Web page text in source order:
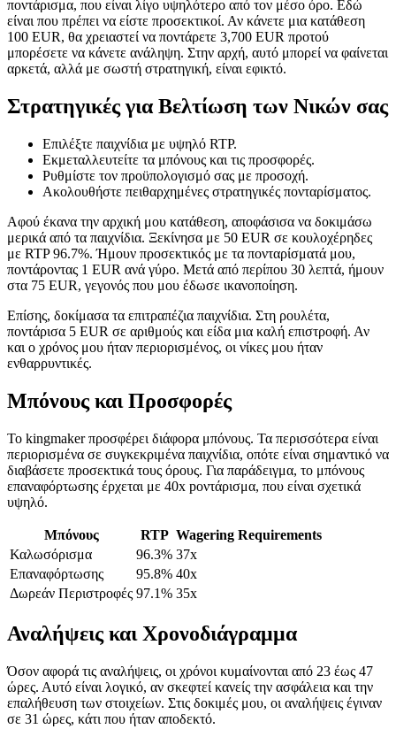
ποντάρισμα, που είναι λίγο υψηλότερο από τον μέσο όρο. Εδώ
είναι που πρέπει να είστε προσεκτικοί. Αν κάνετε μια κατάθεση
100 EUR, θα χρειαστεί να ποντάρετε 3,700 EUR προτού
μπορέσετε να κάνετε ανάληψη. Στην αρχή, αυτό μπορεί να φαίνεται
αρκετά, αλλά με σωστή στρατηγική, είναι εφικτό.
Στρατηγικές για Βελτίωση των Νικών σας
Επιλέξτε παιχνίδια με υψηλό RTP.
Εκμεταλλευτείτε τα μπόνους και τις προσφορές.
Ρυθμίστε τον προϋπολογισμό σας με προσοχή.
Ακολουθήστε πειθαρχημένες στρατηγικές πονταρίσματος.
Αφού έκανα την αρχική μου κατάθεση, αποφάσισα να δοκιμάσω
μερικά από τα παιχνίδια. Ξεκίνησα με 50 EUR σε κουλοχέρηδες
με RTP 96.7%. Ήμουν προσεκτικός με τα πονταρίσματά μου,
ποντάροντας 1 EUR ανά γύρο. Μετά από περίπου 30 λεπτά, ήμουν
στα 75 EUR, γεγονός που μου έδωσε ικανοποίηση.
Επίσης, δοκίμασα τα επιτραπέζια παιχνίδια. Στη ρουλέτα,
ποντάρισα 5 EUR σε αριθμούς και είδα μια καλή επιστροφή. Αν
και ο χρόνος μου ήταν περιορισμένος, οι νίκες μου ήταν
ενθαρρυντικές.
Μπόνους και Προσφορές
Το kingmaker προσφέρει διάφορα μπόνους. Τα περισσότερα είναι
περιορισμένα σε συγκεκριμένα παιχνίδια, οπότε είναι σημαντικό να
διαβάσετε προσεκτικά τους όρους. Για παράδειγμα, το μπόνους
επαναφόρτωσης έρχεται με 40x pοντάρισμα, που είναι σχετικά
υψηλό.
Μπόνους RTP Wagering Requirements
Καλωσόρισμα
96.3% 37x
Επαναφόρτωσης
95.8% 40x
Δωρεάν Περιστροφές 97.1% 35x
Αναλήψεις και Χρονοδιάγραμμα
Όσον αφορά τις αναλήψεις, οι χρόνοι κυμαίνονται από 23 έως 47
ώρες. Αυτό είναι λογικό, αν σκεφτεί κανείς την ασφάλεια και την
επαλήθευση των στοιχείων. Στις δοκιμές μου, οι αναλήψεις έγιναν
σε 31 ώρες, κάτι που ήταν αποδεκτό.